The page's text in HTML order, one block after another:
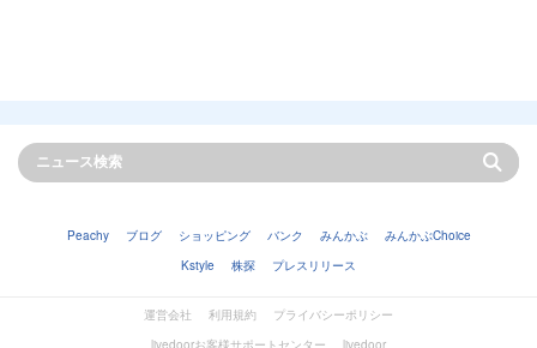
Peachy ブログ ショッピング バンク みんかぶ
みんかぶChoice
Kstyle
株探 プレスリリース
運営会社 利用規約
プライバシーポリシー
livedoorお客様サポートセンター
livedoor